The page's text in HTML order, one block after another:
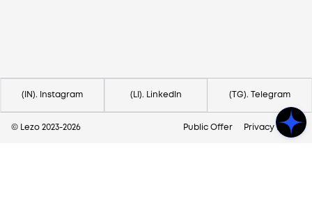
(IN). Instagram (LI). LinkedIn (TG). Telegram
© Lezo 2023-2026 Public Offer Privacy Policy